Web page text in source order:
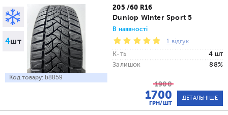
4шт
Код товару: b8859
205 /60 R16
Dunlop Winter Sport 5
В наявності
1 відгук
К-ть
4 шт
Залишок
88%
1900
1700
ГРН/ШТ
ДЕТАЛЬНІШЕ